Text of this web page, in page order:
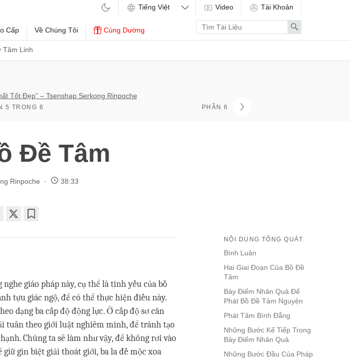
Tâm Linh
Cấp Về Chúng Tôi Cúng Dường
Video Tài Khoản
Enter
search
term
Search
Tốt Đẹp” – Tsenshap Serkong Rinpoche
5 TRONG 6 PHẦN 6
Đề Tâm
Rinpoche 38:33
NỘI DUNG TỔNG QUÁT
Bình Luận
Hai Giai Đoạn Của Bồ Đề
Tâm
Bảy Điểm Nhân Quả Để
Phát Bồ Đề Tâm Nguyện
Phát Tâm Bình Đẳng
Những Bước Kế Tiếp Trong
Bảy Điểm Nhân Quả
Những Bước Đầu Của Pháp
giáo pháp này, cụ thể là tinh yếu của bồ
tựu giác ngộ, để có thể thực hiện điều này.
dạng ba cấp độ động lực. Ở cấp độ sơ căn
tuân theo giới luật nghiêm minh, để tránh tạo
Chúng ta sẽ làm như vậy, để không rơi vào
gin biệt giải thoát giới, ba la đề mộc xoa